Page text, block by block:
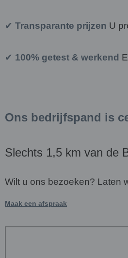
✔ Transparante prijzen U
✔ 100% getest & werkend
Ons bedrijfspand is
Slechts 1,5 km van de
Wilt u ons bezoeken? Laten
Maak een afspraak